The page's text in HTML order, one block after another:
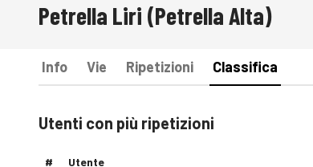
Petrella Liri (Petrella Alta)
Info Vie Ripetizioni Classifica
Utenti con più ripetizioni
# Utente